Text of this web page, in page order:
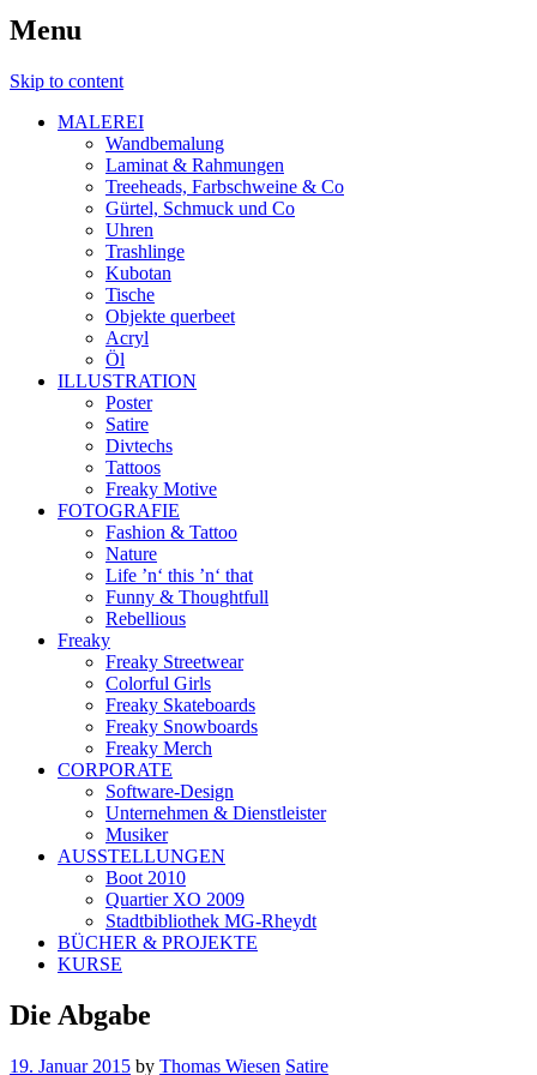
Menu
Skip to content
MALEREI
Wandbemalung
Laminat & Rahmungen
Treeheads, Farbschweine & Co
Gürtel, Schmuck und Co
Uhren
Trashlinge
Kubotan
Tische
Objekte querbeet
Acryl
Öl
ILLUSTRATION
Poster
Satire
Divtechs
Tattoos
Freaky Motive
FOTOGRAFIE
Fashion & Tattoo
Nature
Life ’n‘ this ’n‘ that
Funny & Thoughtfull
Rebellious
Freaky
Freaky Streetwear
Colorful Girls
Freaky Skateboards
Freaky Snowboards
Freaky Merch
CORPORATE
Software-Design
Unternehmen & Dienstleister
Musiker
AUSSTELLUNGEN
Boot 2010
Quartier XO 2009
Stadtbibliothek MG-Rheydt
BÜCHER & PROJEKTE
KURSE
Die Abgabe
19. Januar 2015 by Thomas Wiesen Satire